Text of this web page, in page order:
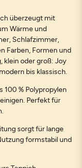
überzeugt mit
Wärme und
Schlafzimmer,
Farben, Formen und
klein oder groß: Joy
bis klassisch.
100 % Polypropylen
Perfekt für
sorgt für lange
formstabil und